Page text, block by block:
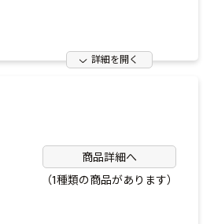
詳細を開く
商品詳細へ
（1種類の商品があります）